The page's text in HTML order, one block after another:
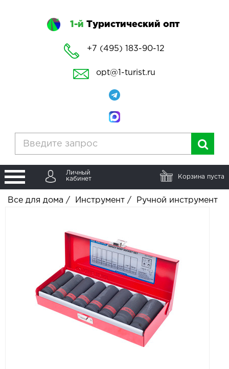
1-й Туристический опт
+7 (495) 183-90-12
opt@1-turist.ru
Личный
кабинет
Корзина пуста
Все для дома / Инструмент / Ручной инструмент